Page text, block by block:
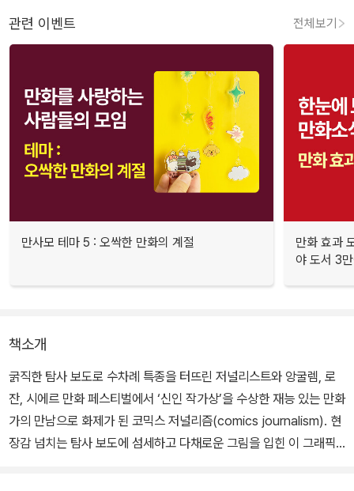
관련 이벤트 전체보기
만사모 테마 5 : 오싹한 만화의 계절
만화 효과
야 도서 3
책소개
굵직한 탐사 보도로 수차례 특종을 터뜨린 저널리스트와 앙굴렘, 로
잔, 시에르 만화 페스티벌에서 ‘신인 작가상’을 수상한 재능 있는 만화
가의 만남으로 화제가 된 코믹스 저널리즘(comics journalism). 현
장감 넘치는 탐사 보도에 섬세하고 다채로운 그림을 입힌 이 그래픽